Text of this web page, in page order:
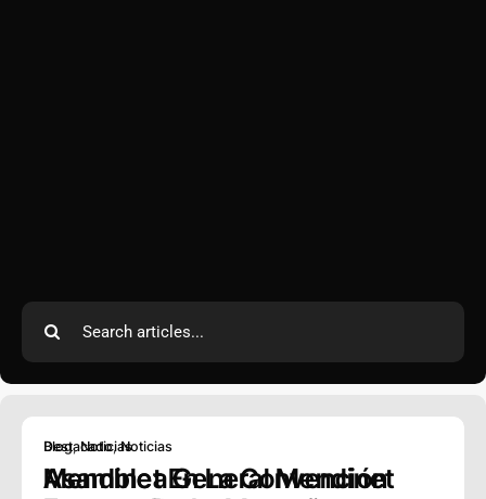
for:
Destacado,Noticias
Asamblea General Mendinet